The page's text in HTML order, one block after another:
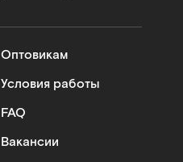
Оптовикам
Условия работы
FAQ
Вакансии